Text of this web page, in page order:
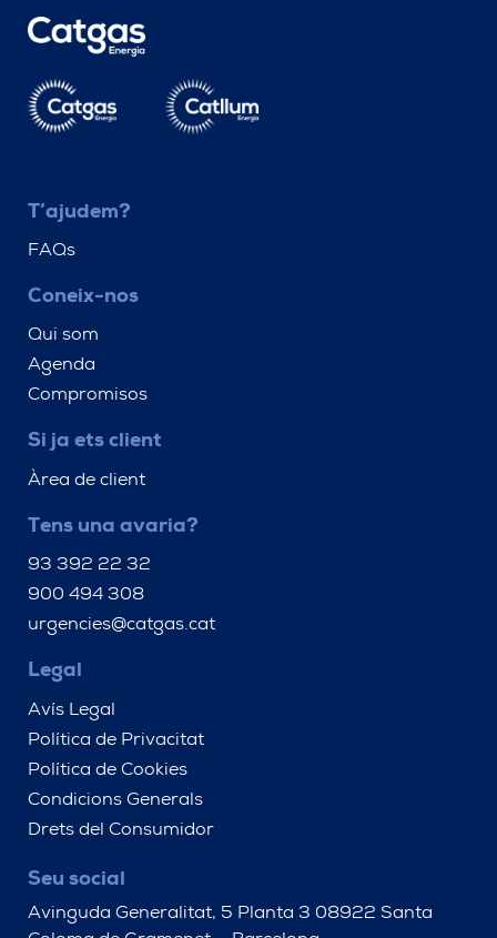
T’ajudem?
FAQs
Coneix-nos
Qui som
Agenda
Compromisos
Si ja ets client
Àrea de client
Tens una avaria?
93 392 22 32
900 494 308
urgencies@catgas.cat
Legal
Avís Legal
Política de Privacitat
Política de Cookies
Condicions Generals
Drets del Consumidor
Seu social
Avinguda Generalitat, 5 Planta 3 08922 Santa